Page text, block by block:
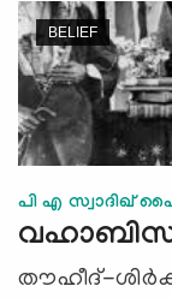
BELIEF
പി എ സ്വാദിഖ്
തൗഹീദ്-